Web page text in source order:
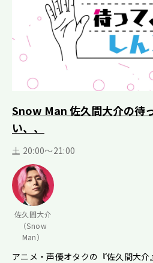
Snow Man 佐久間大介の待
い、、
土 20:00～21:00
佐久間大介
（Snow
Man）
アニメ・声優オタクの『佐久間大介